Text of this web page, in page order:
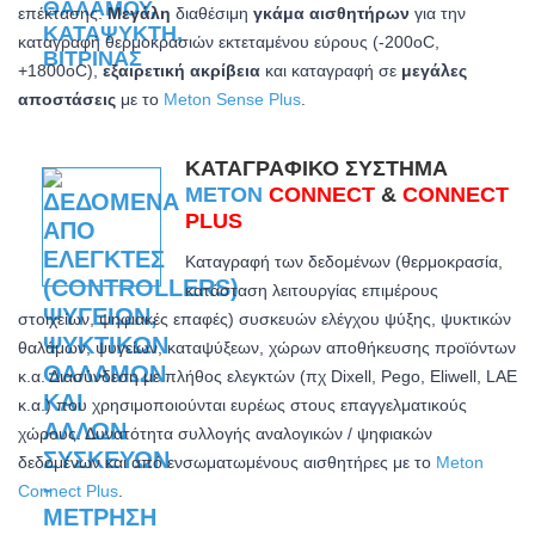
επέκτασης.Μεγάλη διαθέσιμη γκάμα αισθητήρων για την
καταγραφή θερμοκρασιών εκτεταμένου εύρους (-200oC,
+1800oC),εξαιρετική ακρίβεια και καταγραφή σε μεγάλες
αποστάσεις με το Meton Sense Plus
ΚΑΤΑΓΡΑΦΙΚΌ ΣΎΣΤΗΜΑ
METON CONNECT & CONNECT
PLUS
Καταγραφή των δεδομένων (θερμοκρασία,
κατάσταση λειτουργίας επιμέρους
στοιχείων, ψηφιακές επαφές) συσκευών ελέγχου ψύξης, ψυκτικών
θαλάμων, ψυγείων, καταψύξεων, χώρων αποθήκευσης προϊόντων
κ.α. Διασύνδεση με πλήθος ελεγκτών (πχ Dixell, Pego, Eliwell, LAE
κ.α.) που χρησιμοποιούνται ευρέως στους επαγγελματικούς
χώρους. Δυνατότητα συλλογής αναλογικών / ψηφιακών
δεδομένων και από ενσωματωμένους αισθητήρες με το Meton
Connect Plus